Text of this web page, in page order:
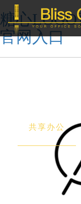
糖心
官网入口
共享办公